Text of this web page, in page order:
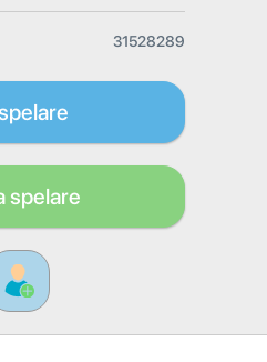
31528289
spelare